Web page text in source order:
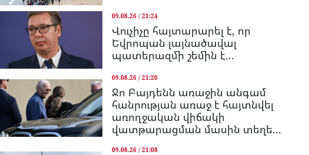
09.08.26 / 21:24
Վուչիչը հայտարարել է, որ
Եվրոպան լայնածավալ
պատերազմի շեմին է...
09.08.26 / 21:20
Ջո Բայդենն առաջին անգամ
հանրության առաջ է հայտնվել
առողջական վիճակի
վատթարացման մասին տեղե...
09.08.26 / 21:08